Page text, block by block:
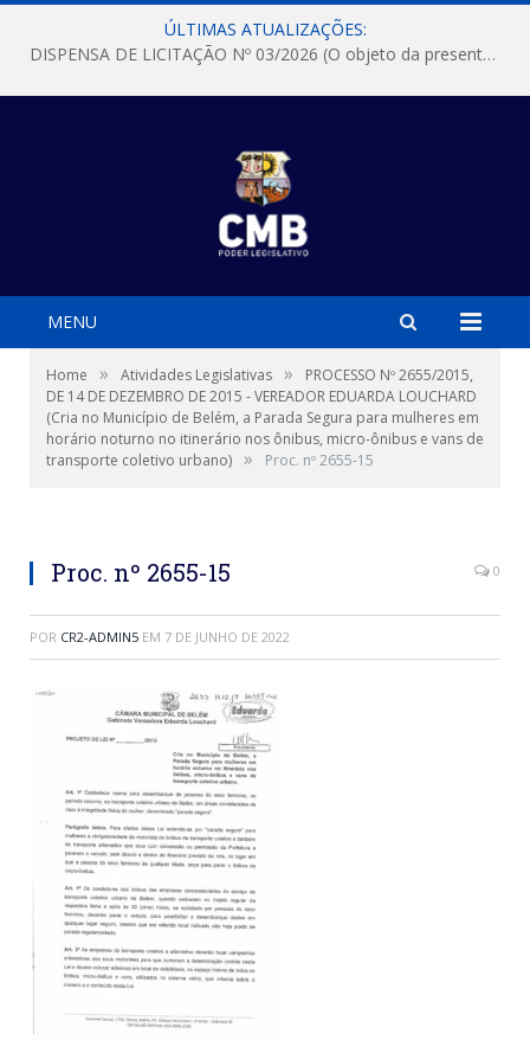
ÚLTIMAS ATUALIZAÇÕES:
DISPENSA DE LICITAÇÃO Nº 03/2026 (O objeto da presente dispensa é a escolha da proposta mais vantajosa para a aquisição, de aparelhos de ar condicionado, tipo Split, com material de instalação e fogão industrial, conforme condições, quantidades e exigências estabelecidas no termo de referencia e neste aviso de contratação direta e seus anexos)
MENU
Home » Atividades Legislativas »
PROCESSO Nº 2655/2015,
DE 14 DE DEZEMBRO DE 2015 - VEREADOR EDUARDA LOUCHARD
(Cria no Município de Belém, a Parada Segura para mulheres em
horário noturno no itinerário nos ônibus, micro-ônibus e vans de
transporte coletivo urbano) » Proc. nº 2655-15
Proc. nº 2655-15 0
POR CR2-ADMIN5 EM 7 DE JUNHO DE 2022